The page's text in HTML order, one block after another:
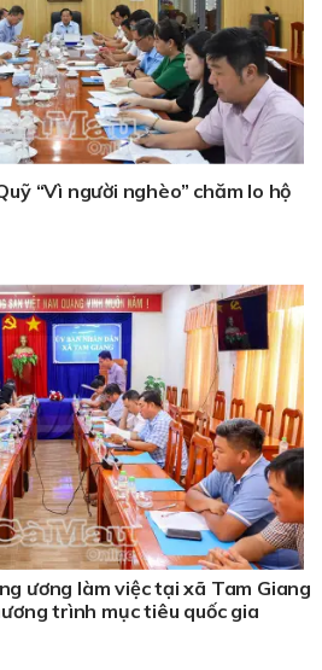
“Vì người nghèo” chăm lo hộ
ương làm việc tại xã Tam Giang
trình mục tiêu quốc gia